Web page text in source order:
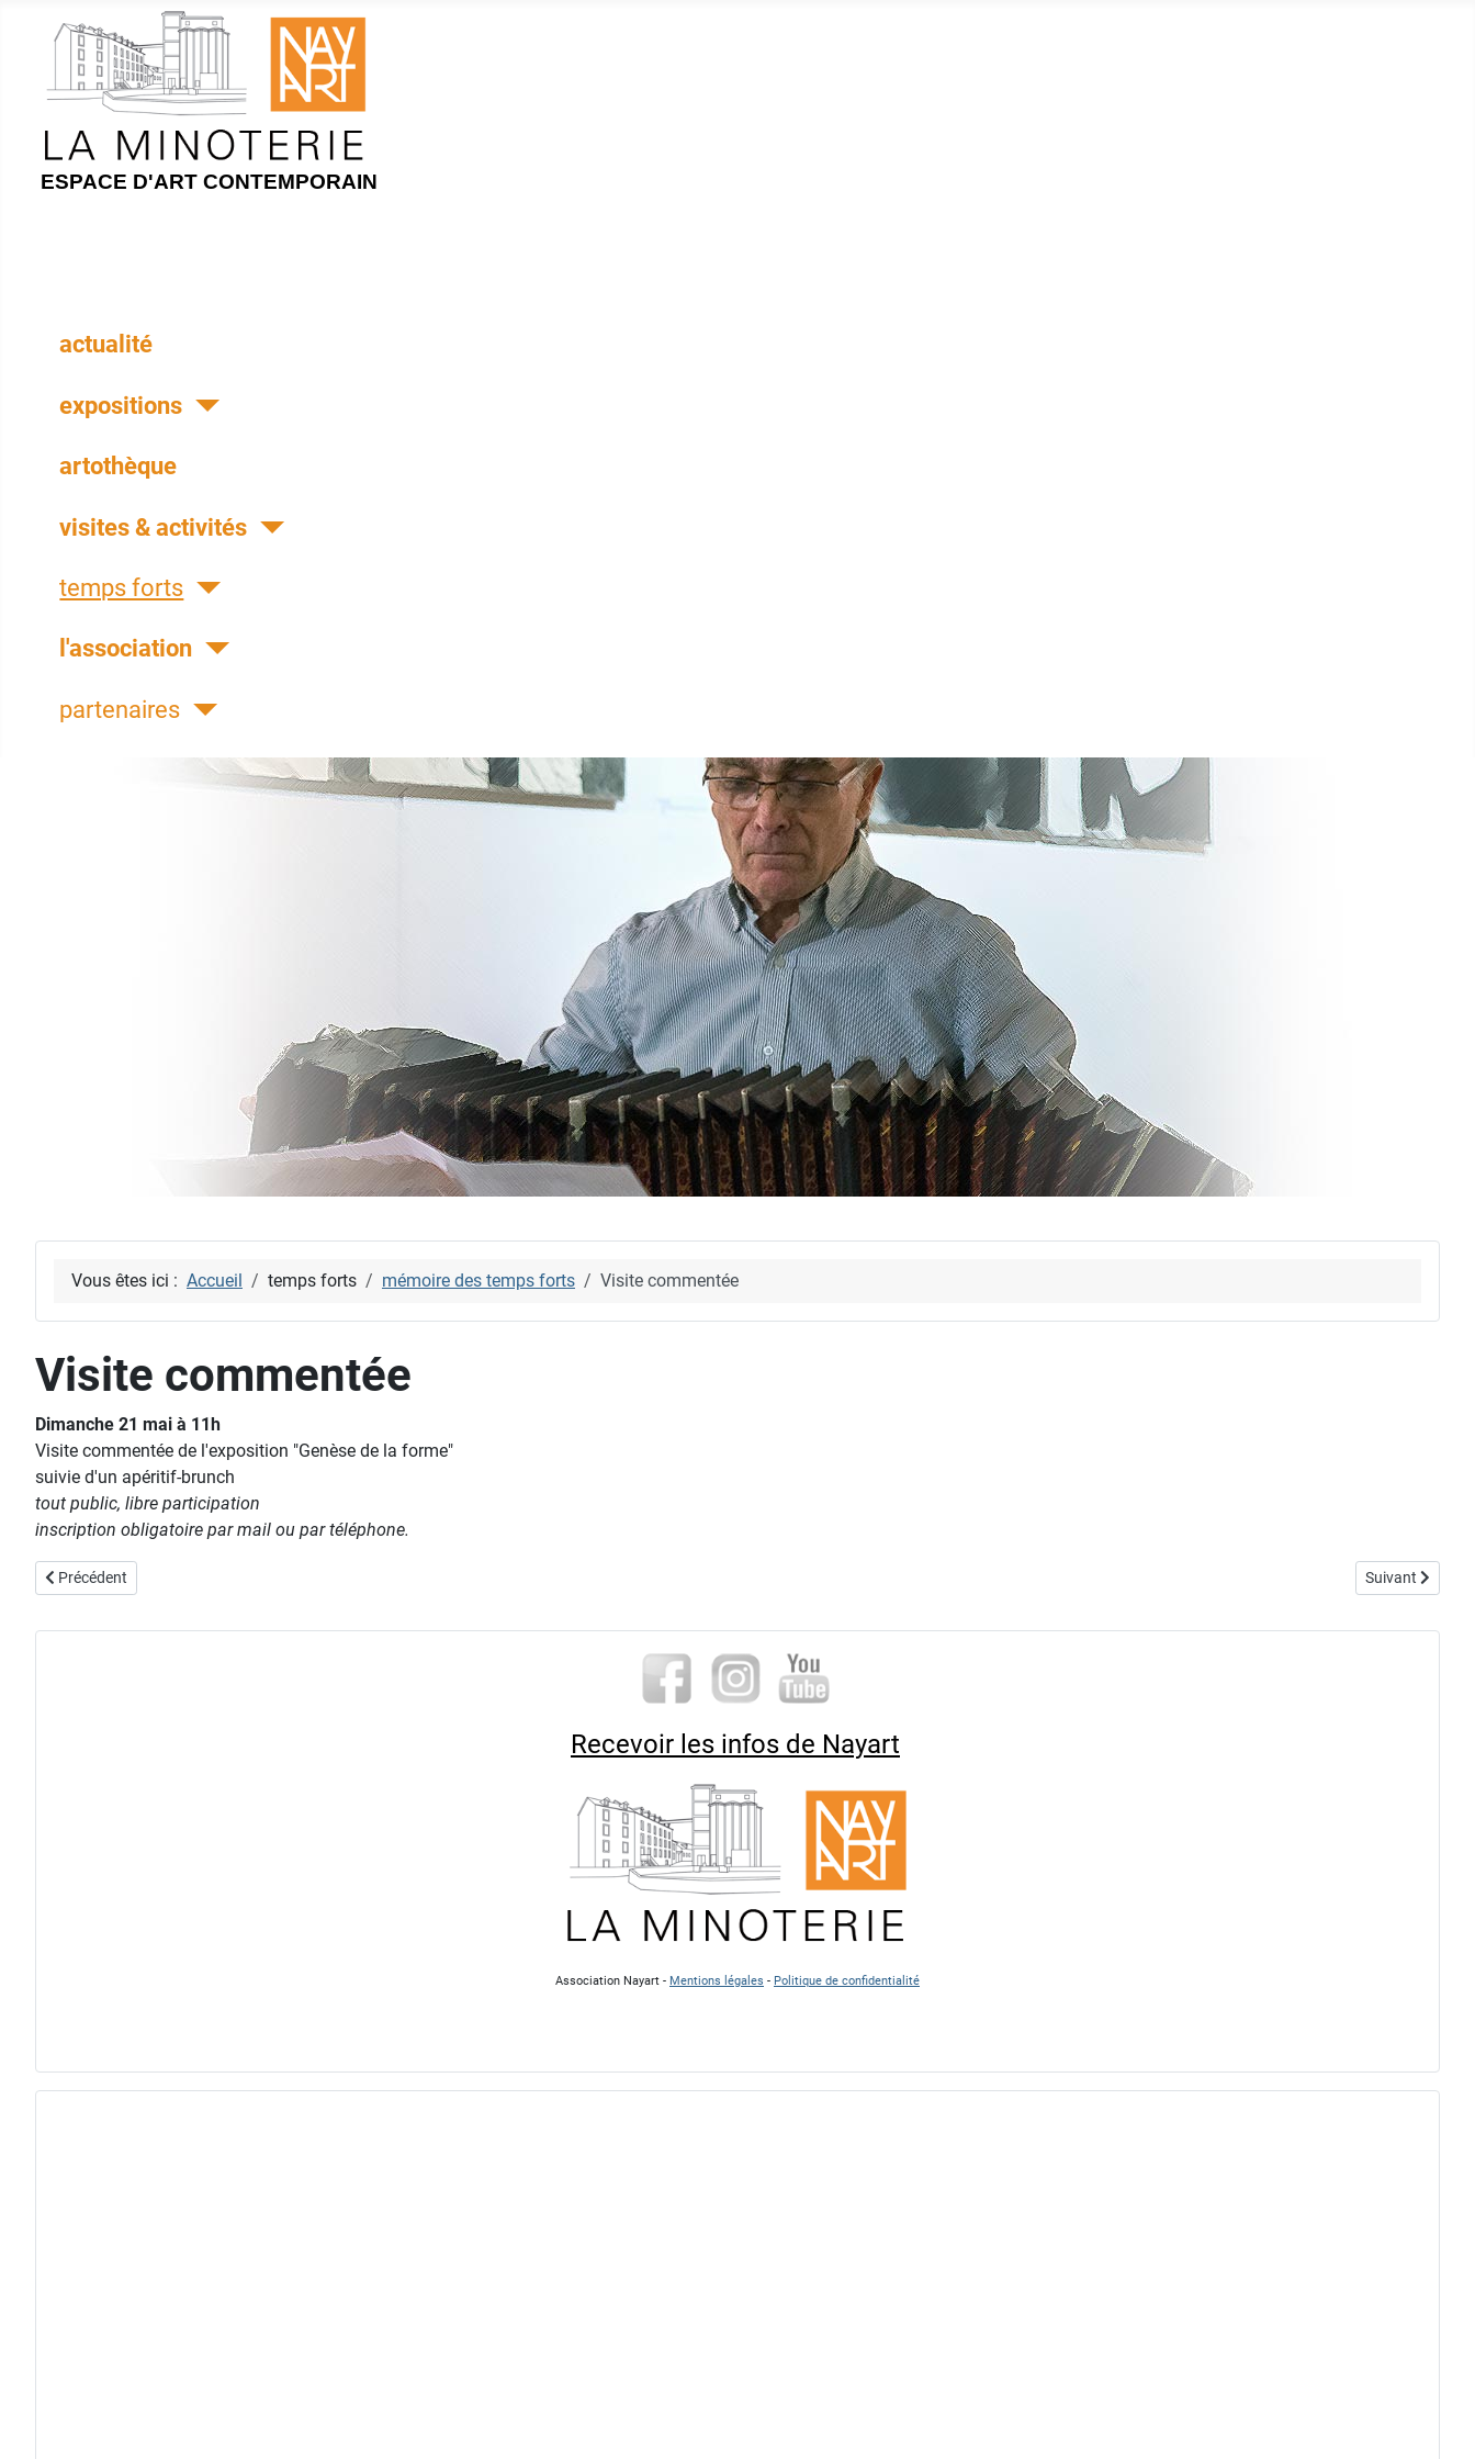
ESPACE D'ART CONTEMPORAIN
actualité
expositions
artothèque
visites & activités
temps forts
l'association
partenaires
Vous êtes ici : Accueil temps forts mémoire des temps forts Visite commentée
Visite commentée
Dimanche 21 mai à 11h
Visite commentée de l'exposition "Genèse de la forme"
suivie d'un apéritif-brunch
tout public, libre participation
inscription obligatoire par mail ou par téléphone.
Article précédent : vernissage de l'exposition des élèves
Précédent Article suivant :
Suivant
Recevoir les infos de Nayart
Association Nayart - Mentions légales - Politique de confidentialité